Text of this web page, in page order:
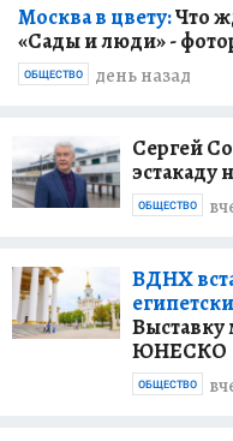
Сергей
эстакаду
ОБЩЕСТВО
ВДНХ
Выставку
ЮНЕСКО
ОБЩЕСТВО
Москва в цвету:Что
«Сады и люди» -
день назад
ОБЩЕСТВО